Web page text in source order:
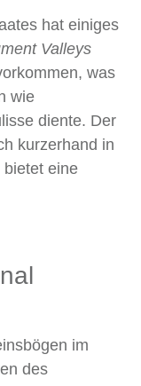
hat einiges
Valleys
was
wie
diente. Der
kurzerhand in
eine
im
des